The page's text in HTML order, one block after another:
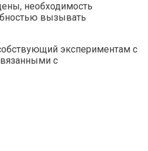
необходимость
вызывать
экспериментам с
с